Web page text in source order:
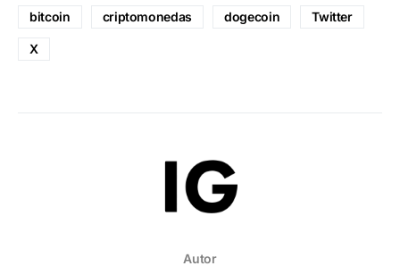
bitcoin criptomonedas dogecoin Twitter
X
Autor